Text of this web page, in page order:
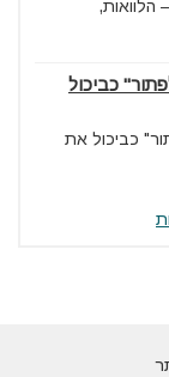
כביכול
כביכול את